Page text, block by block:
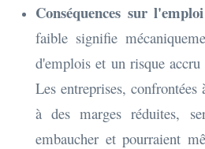
Conséquences sur
faible signifie
d'emplois et un risque accru
Les entreprises, confrontées
à des marges réduites,
embaucher et pourraient